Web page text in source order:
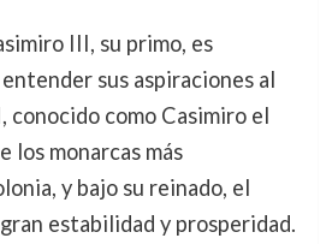
III, su primo, es
sus aspiraciones al
conocido como Casimiro el
los monarcas más
y bajo su reinado, el
estabilidad y prosperidad.